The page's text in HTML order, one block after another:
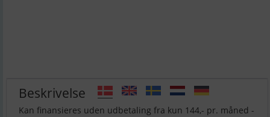
Beskrivelse
Kan finansieres uden udbetaling fra kun 144,- pr. måned -